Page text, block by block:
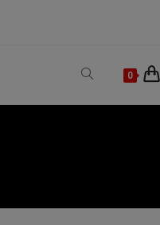
0
Toggle